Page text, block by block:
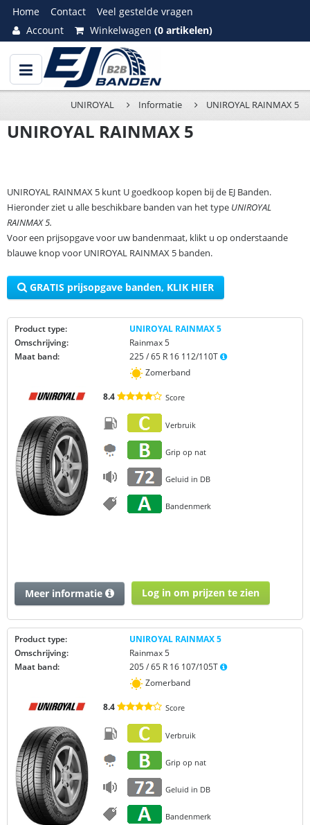
Home Contact
Veel gestelde vragen
Account
Winkelwagen (0 artikelen)
UNIROYAL Informatie UNIROYAL RAINMAX 5
UNIROYAL RAINMAX 5
UNIROYAL RAINMAX 5 kunt U goedkoop kopen bij de EJ Banden.
Hieronder ziet u alle beschikbare banden van het type UNIROYAL
RAINMAX 5.
Voor een prijsopgave voor uw bandenmaat, klikt u op onderstaande
blauwe knop voor UNIROYAL RAINMAX 5 banden.
GRATIS prijsopgave banden, KLIK HIER
Product type:
UNIROYAL RAINMAX 5
Omschrijving:
Rainmax 5
Maat band:
225 / 65 R 16 112/110T
Zomerband
8.4 Score
Verbruik
Grip op nat
Geluid in DB
Bandenmerk
Log in om prijzen te zien
Meer informatie
Product type:
UNIROYAL RAINMAX 5
Omschrijving:
Rainmax 5
Maat band:
205 / 65 R 16 107/105T
Zomerband
8.4 Score
Verbruik
Grip op nat
Geluid in DB
Bandenmerk